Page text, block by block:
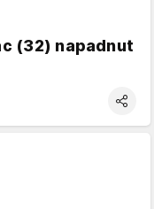
(32) napadnut